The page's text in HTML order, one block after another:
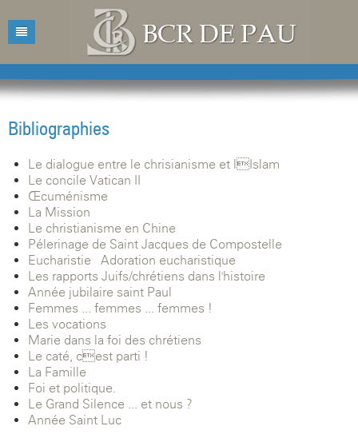
Accueil
Horaires d'ouvertures
Contacts
Mentions légales
Catalogue des livres
Catalogue des revues
Acquisitions
Bibliographies
Conférences
Agenda
Bibliographies
Le dialogue entre le chrisianisme et lIslam
Le concile Vatican II
Œcuménisme
La Mission
Le christianisme en Chine
Pélerinage de Saint Jacques de Compostelle
Eucharistie - Adoration eucharistique
Les rapports Juifs/chrétiens dans l'histoire
Année jubilaire saint Paul
Femmes ... femmes ... femmes !
Les vocations
Marie dans la foi des chrétiens
Le caté, cest parti !
La Famille
Foi et politique.
Le Grand Silence ... et nous ?
Année Saint-Luc